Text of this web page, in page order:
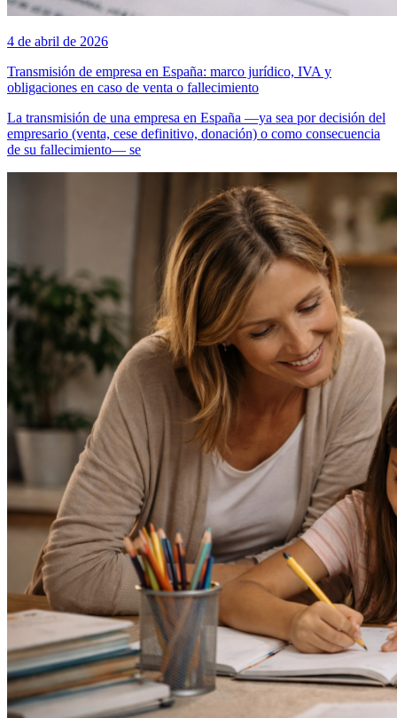
4 de abril de 2026
Transmisión de empresa en España: marco jurídico, IVA y
obligaciones en caso de venta o fallecimiento
La transmisión de una empresa en España —ya sea por decisión del
empresario (venta, cese definitivo, donación) o como consecuencia
de su fallecimiento— se